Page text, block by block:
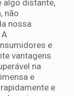
algo distante,
não
nossa
e
vantagens
na
e
e